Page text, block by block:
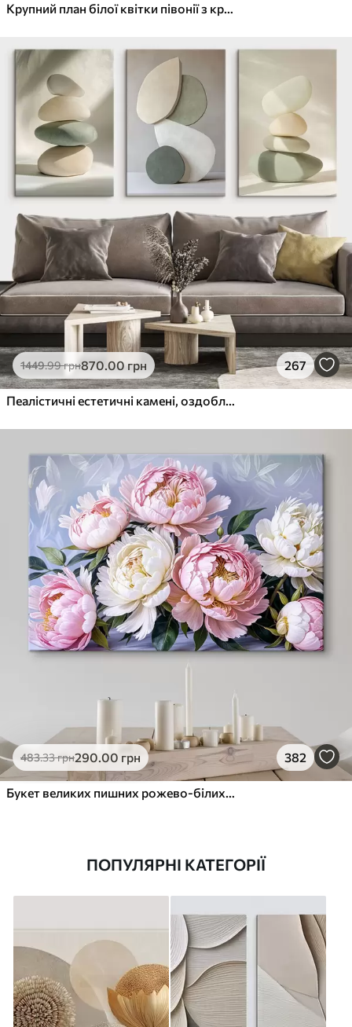
Крупний план білої квітки півонії з крапельками води на пелюстках на розмитому фоні
1449.99грн870.00 грн 267
Пеалістичні естетичні камені, оздоблення будинку, природне освітлення
483.33грн290.00 грн 382
Букет великих пишних рожево-білих квітів півонії із зеленим листям на м’якому розмитому фоні
ПОПУЛЯРНІ КАТЕГОРІЇ